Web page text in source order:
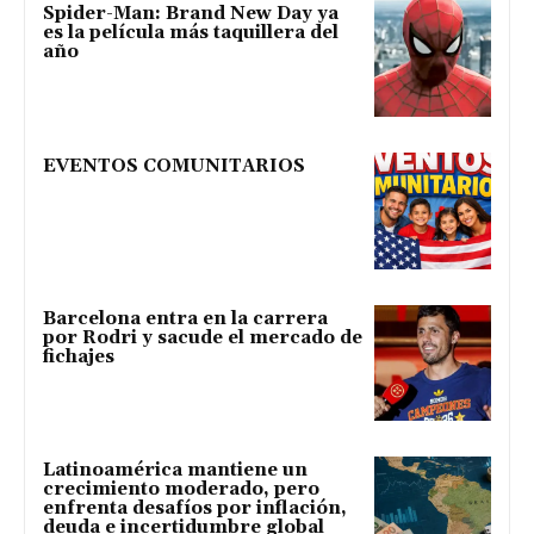
Spider-Man: Brand New Day ya
es la película más taquillera del
año
EVENTOS COMUNITARIOS
Barcelona entra en la carrera
por Rodri y sacude el mercado de
fichajes
Latinoamérica mantiene un
crecimiento moderado, pero
enfrenta desafíos por inflación,
deuda e incertidumbre global